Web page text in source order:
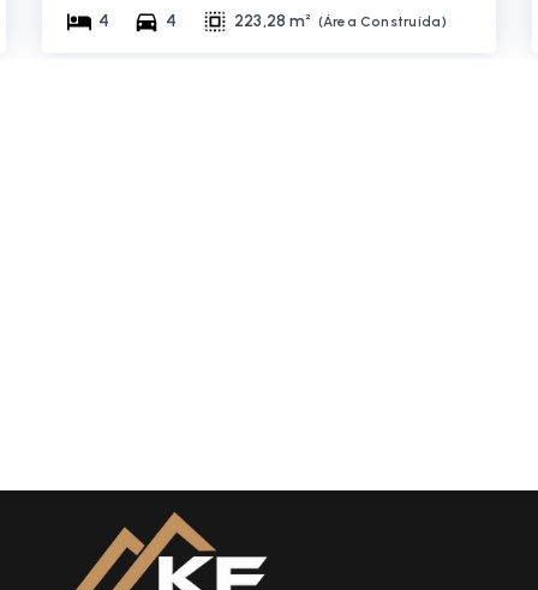
4 4 223,28 m² (Área Construída)